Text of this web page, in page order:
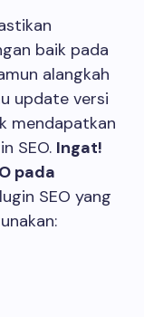
baik pada
alangkah
update versi
mendapatkan
SEO. Ingat!
pada
SEO yang